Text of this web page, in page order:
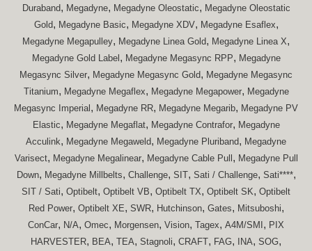
Duraband, Megadyne, Megadyne Oleostatic, Megadyne Oleostatic
Gold, Megadyne Basic, Megadyne XDV, Megadyne Esaflex,
Megadyne Megapulley, Megadyne Linea Gold, Megadyne Linea X,
Megadyne Gold Label, Megadyne Megasync RPP, Megadyne
Megasync Silver, Megadyne Megasync Gold, Megadyne Megasync
Titanium, Megadyne Megaflex, Megadyne Megapower, Megadyne
Megasync Imperial, Megadyne RR, Megadyne Megarib, Megadyne PV
Elastic, Megadyne Megaflat, Megadyne Contrafor, Megadyne
Acculink, Megadyne Megaweld, Megadyne Pluriband, Megadyne
Varisect, Megadyne Megalinear, Megadyne Cable Pull, Megadyne Pull
Down, Megadyne Millbelts, Challenge, SIT, Sati / Challenge, Sati****,
SIT / Sati, Optibelt, Optibelt VB, Optibelt TX, Optibelt SK, Optibelt
Red Power, Optibelt XE, SWR, Hutchinson, Gates, Mitsuboshi,
ConCar, N/A, Omec, Morgensen, Vision, Tagex, A4M/SMI, PIX
HARVESTER, BEA, TEA, Stagnoli, CRAFT, FAG, INA, SOG,